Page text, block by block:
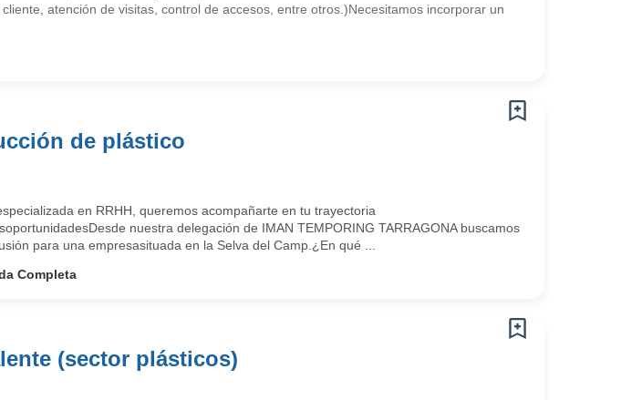
atención de visitas, control de accesos, entre otros.)Necesitamos incorporar un
de plástico
en RRHH, queremos acompañarte en tu trayectoria
nuestra delegación de IMAN TEMPORING TARRAGONA buscamos
para una empresasituada en la Selva del Camp.¿En qué ...
Completa
(sector plásticos)